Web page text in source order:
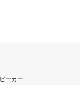
ーカー